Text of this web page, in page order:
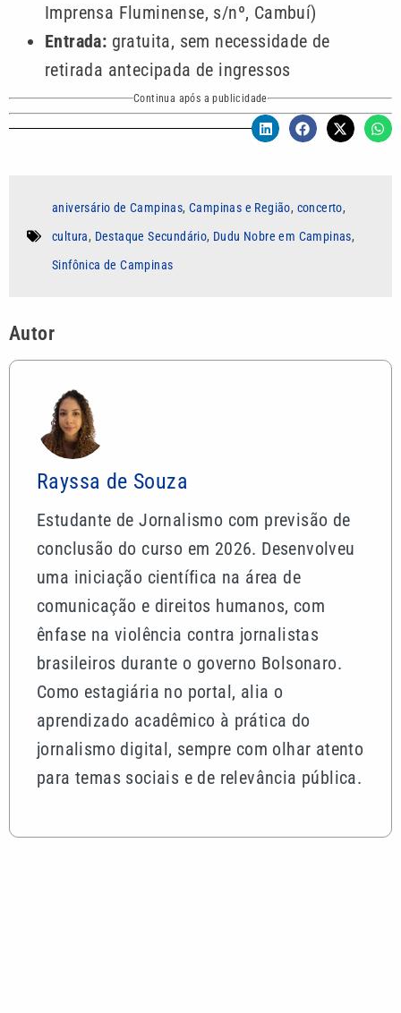
Imprensa Fluminense, s/nº, Cambuí)
Entrada: gratuita, sem necessidade de
retirada antecipada de ingressos
Continua após a publicidade
aniversário de Campinas,Campinas e Região, concerto,
cultura, Destaque Secundário, Dudu Nobre em Campinas,
Sinfônica de Campinas
Autor
Rayssa de Souza
Estudante de Jornalismo com previsão de
conclusão do curso em 2026. Desenvolveu
uma iniciação científica na área de
comunicação e direitos humanos, com
ênfase na violência contra jornalistas
brasileiros durante o governo Bolsonaro.
Como estagiária no portal, alia o
aprendizado acadêmico à prática do
jornalismo digital, sempre com olhar atento
para temas sociais e de relevância pública.